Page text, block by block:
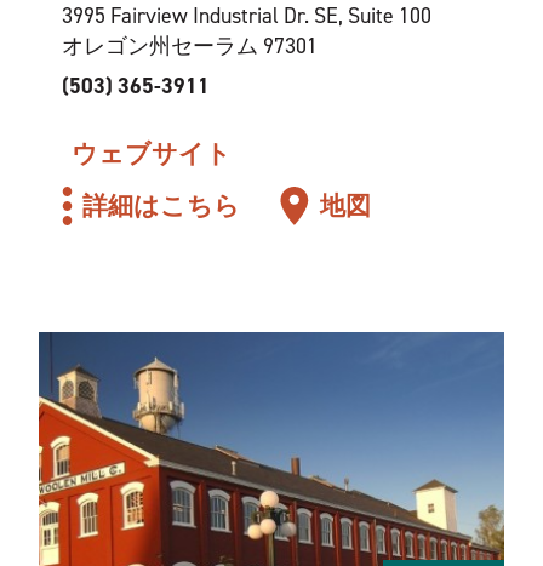
3995 Fairview Industrial Dr. SE, Suite 100
オレゴン州セーラム 97301
(503) 365-3911
ウェブサイト
詳細はこちら
地図